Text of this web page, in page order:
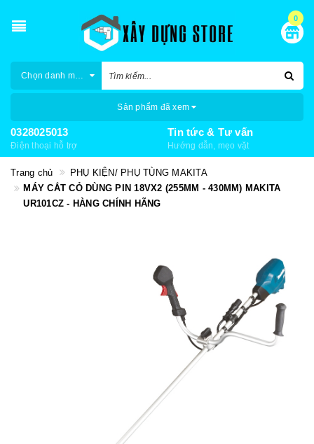
0
Chọn danh mục
Sản phẩm đã xem
0328025013
Điện thoại hỗ trợ
Tin tức & Tư vấn
Hướng dẫn, mẹo vặt
Trang chủ
PHỤ KIỆN/ PHỤ TÙNG MAKITA
MÁY CẮT CỎ DÙNG PIN 18VX2 (255MM - 430MM) MAKITA
UR101CZ - HÀNG CHÍNH HÃNG